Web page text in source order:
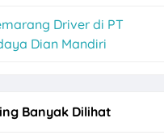
Driver di PT
Dian Mandiri
Banyak Dilihat